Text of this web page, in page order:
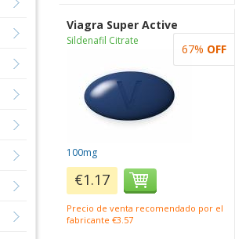
Viagra Super Active
Sildenafil Citrate
100mg
€1.17
Precio de venta recomendado por el
fabricante €3.57
67% OFF